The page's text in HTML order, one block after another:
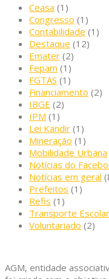
Ceasa (1)
Congresso (1)
Contabilidade (1)
Destaque (12)
Emater (2)
Fepam (1)
FGTAS (1)
Financiamento (2)
IBGE (2)
IPM (1)
Lei Kandir (1)
Mineração (1)
Mobilidade Urbana
Notícias do
Notícias em geral
Prefeitos (1)
Refis (1)
Transporte Escolar
Voluntariado (2)
AGM, entidade